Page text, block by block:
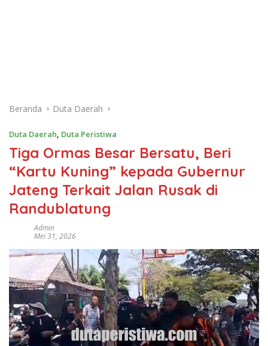
Beranda Duta Daerah
Duta Daerah, Duta Peristiwa
Tiga Ormas Besar Bersatu, Beri
“Kartu Kuning” kepada Gubernur
Jateng Terkait Jalan Rusak di
Randublatung
Admin
Mei 31, 2026